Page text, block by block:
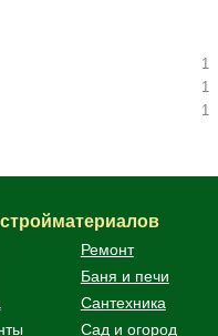
1
1
1
стройматериалов
Ремонт
Баня и печи
Сантехника
Сад и огород